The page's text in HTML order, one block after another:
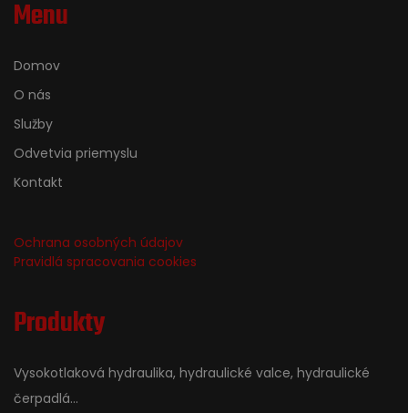
Menu
Domov
O nás
Služby
Odvetvia priemyslu
Kontakt
Ochrana osobných údajov
Pravidlá spracovania cookies
Produkty
Vysokotlaková hydraulika, hydraulické valce, hydraulické
čerpadlá...